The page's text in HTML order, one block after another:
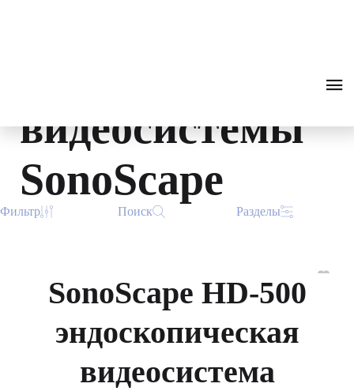
видеосистемы
SonoScape
Фильтр Поиск Разделы
SonoScape HD-500
эндоскопическая
видеосистема